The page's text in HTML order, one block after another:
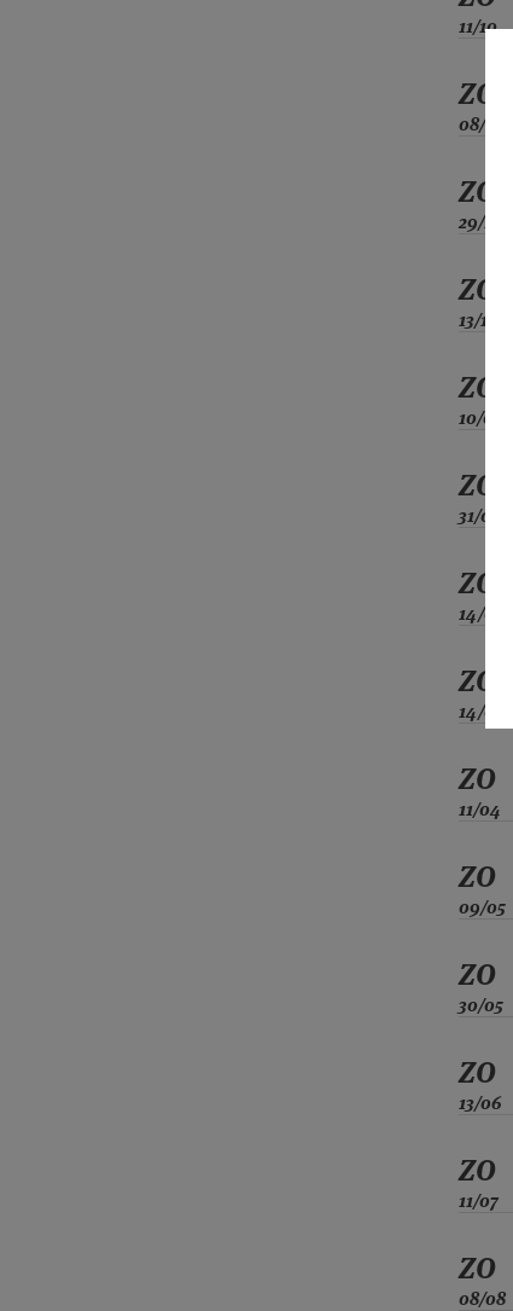
11/10
ZO
08/11
ZO
29/11
ZO
13/12
ZO
10/01
ZO
31/01
ZO
14/02
ZO
14/03
ZO
11/04
ZO
09/05
ZO
30/05
ZO
13/06
ZO
11/07
ZO
08/08